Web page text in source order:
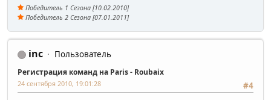
Победитель 1 Сезона [10.02.2010]
Победитель 2 Сезона [07.01.2011]
inc Пользователь
Регистрация команд на Paris - Roubaix
#4
24 сентября 2010, 19:01:28